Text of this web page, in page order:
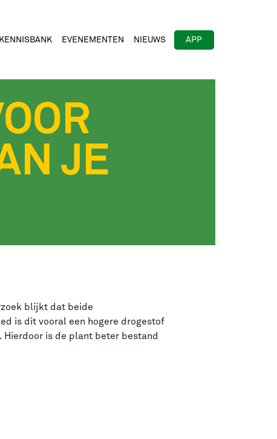
KENNISBANK EVENEMENTEN NIEUWS APP
JE
blijkt dat beide
is dit vooral een hogere drogestof
is de plant beter bestand